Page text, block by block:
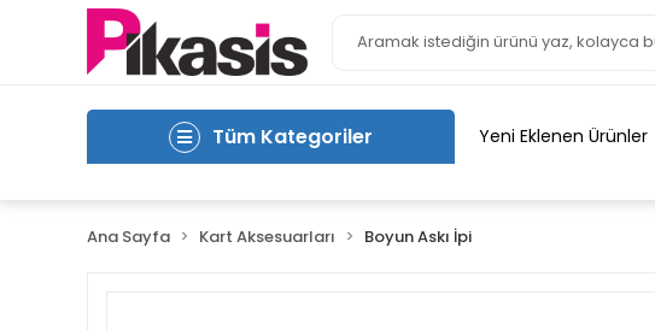
Tüm Kategoriler Yeni Eklenen Ürünler
Ana Sayfa Kart Aksesuarları Boyun Askı İpi